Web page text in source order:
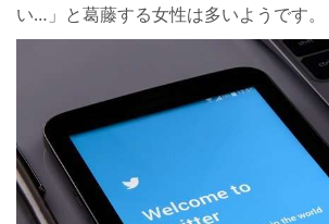
い…」と葛藤する女性は多いようです。